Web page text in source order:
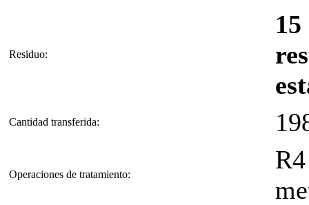
Residuo:
Cantidad transferida:
Operaciones de tratamiento: